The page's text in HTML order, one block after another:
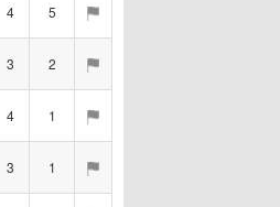
4 5
3 2
4 1
3 1